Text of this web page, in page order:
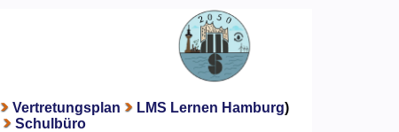
Vertretungsplan LMS Lernen Hamburg)
Schulbüro